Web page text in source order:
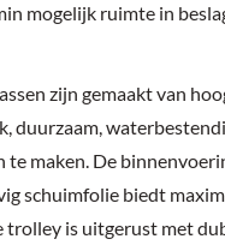
mogelijk ruimte in
zijn gemaakt van
duurzaam,
te maken. De
schuimfolie biedt
trolley is uitgerust met